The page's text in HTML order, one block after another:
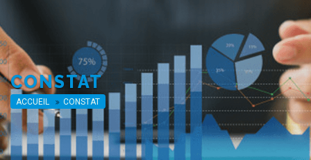
CONSTAT
ACCUEIL CONSTAT